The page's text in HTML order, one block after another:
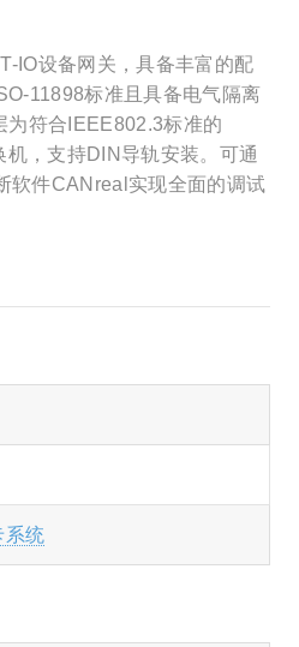
IO设备网关，具备丰富的配
11898标准且具备电气隔离
符合IEEE802.3标准的
，支持DIN导轨安装。可通
软件CANreal实现全面的调试
系统